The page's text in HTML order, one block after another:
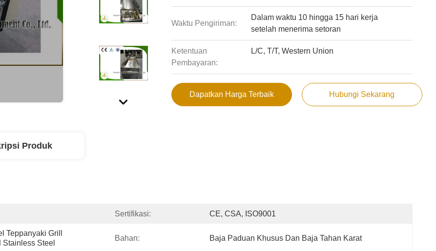
Waktu Pengiriman:
Dalam waktu 10 hingga 15 hari kerja
setelah menerima setoran
Ketentuan
Pembayaran:
L/C, T/T, Western Union
Dapatkan Harga Terbaik Hubungi Sekarang
Produk
Sertifikasi: CE, CSA, ISO9001
Teppanyaki Grill
Stainless Steel
Bahan: Baja Paduan Khusus Dan Baja Tahan Karat